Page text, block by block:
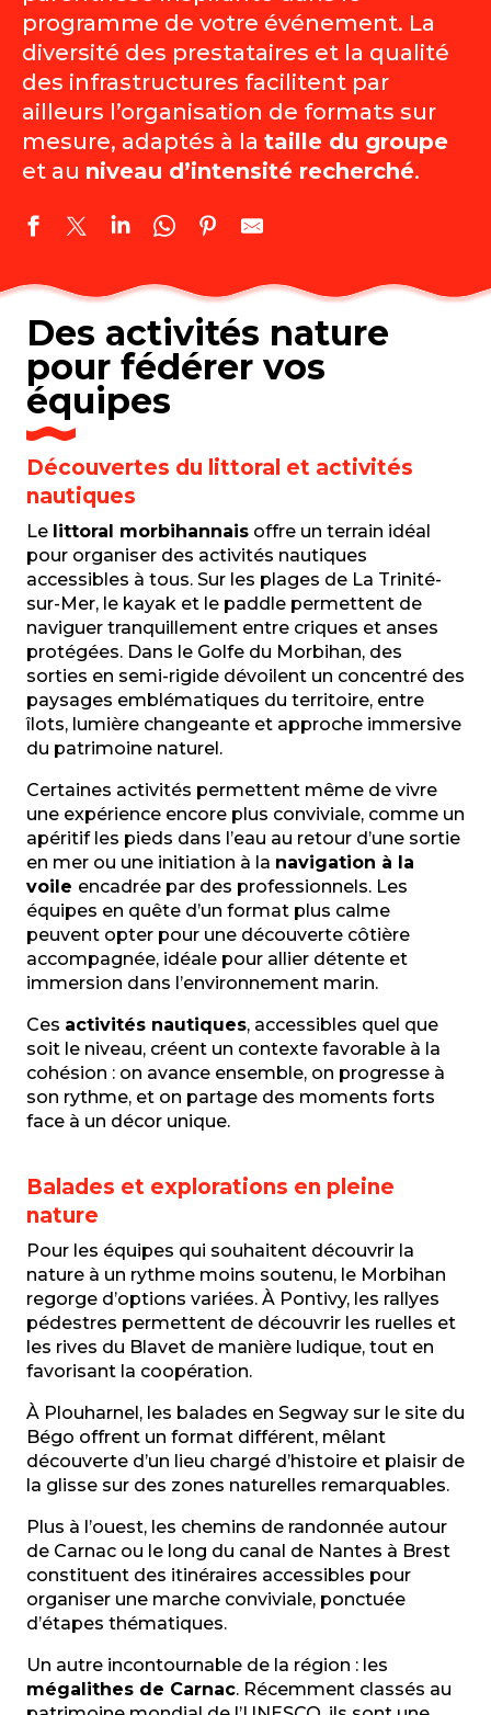
programme de votre événement. La
diversité des prestataires et la qualité
des infrastructures facilitent par
ailleurs l’organisation de formats sur
mesure, adaptés à la taille du groupe
et au niveau d’intensité recherché.
Des activités nature
pour fédérer vos
équipes
Découvertes du littoral et activités
nautiques
Le littoral morbihannais offre un terrain idéal
pour organiser des activités nautiques
accessibles à tous. Sur les plages de La Trinité-
sur-Mer, le kayak et le paddle permettent de
naviguer tranquillement entre criques et anses
protégées. Dans le Golfe du Morbihan, des
sorties en semi-rigide dévoilent un concentré des
paysages emblématiques du territoire, entre
îlots, lumière changeante et approche immersive
du patrimoine naturel.
Certaines activités permettent même de vivre
une expérience encore plus conviviale, comme un
apéritif les pieds dans l’eau au retour d’une sortie
en mer ou une initiation à la navigation à la
voile encadrée par des professionnels. Les
équipes en quête d’un format plus calme
peuvent opter pour une découverte côtière
accompagnée, idéale pour allier détente et
immersion dans l’environnement marin.
Ces activités nautiques, accessibles quel que
soit le niveau, créent un contexte favorable à la
cohésion : on avance ensemble, on progresse à
son rythme, et on partage des moments forts
face à un décor unique.
Balades et explorations en pleine
nature
Pour les équipes qui souhaitent découvrir la
nature à un rythme moins soutenu, le Morbihan
regorge d’options variées. À Pontivy, les rallyes
pédestres permettent de découvrir les ruelles et
les rives du Blavet de manière ludique, tout en
favorisant la coopération.
À Plouharnel, les balades en Segway sur le site du
Bégo offrent un format différent, mêlant
découverte d’un lieu chargé d’histoire et plaisir de
la glisse sur des zones naturelles remarquables.
Plus à l’ouest, les chemins de randonnée autour
de Carnac ou le long du canal de Nantes à Brest
constituent des itinéraires accessibles pour
organiser une marche conviviale, ponctuée
d’étapes thématiques.
Un autre incontournable de la région : les
mégalithes de Carnac. Récemment classés au